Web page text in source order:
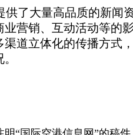
了大量高品质的新闻
业营销、互动活动等的
渠道立体化的传播方式